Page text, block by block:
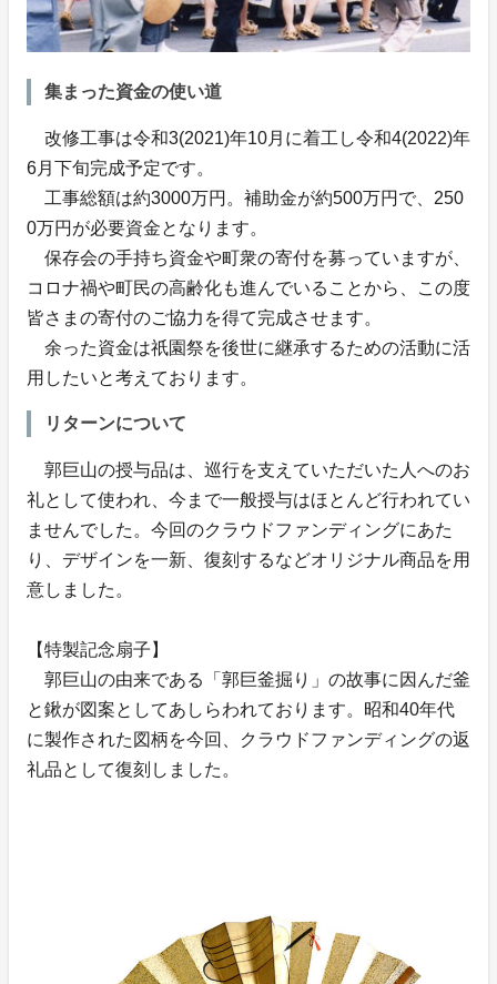
集まった資金の使い道
改修工事は令和3(2021)年10月に着工し令和4(2022)年
6月下旬完成予定です。
工事総額は約3000万円。補助金が約500万円で、250
0万円が必要資金となります。
保存会の手持ち資金や町衆の寄付を募っていますが、
コロナ禍や町民の高齢化も進んでいることから、この度
皆さまの寄付のご協力を得て完成させます。
余った資金は祇園祭を後世に継承するための活動に活
用したいと考えております。
リターンについて
郭巨山の授与品は、巡行を支えていただいた人へのお
礼として使われ、今まで一般授与はほとんど行われてい
ませんでした。今回のクラウドファンディングにあた
り、デザインを一新、復刻するなどオリジナル商品を用
意しました。
【特製記念扇子】
郭巨山の由来である「郭巨釜掘り」の故事に因んだ釜
と鍬が図案としてあしらわれております。昭和40年代
に製作された図柄を今回、クラウドファンディングの返
礼品として復刻しました。